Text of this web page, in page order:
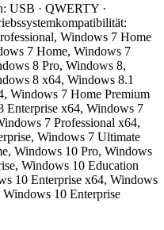
USB · QWERTY ·
Windows 7 Home
7 Home, Windows 7
8 Pro, Windows 8,
8 x64, Windows 8.1
Windows 7 Home Premium
Enterprise x64, Windows 7
7 Professional x64,
Windows 7 Ultimate
Windows 10 Pro, Windows
Windows 10 Education
10 Enterprise x64, Windows
10 Enterprise